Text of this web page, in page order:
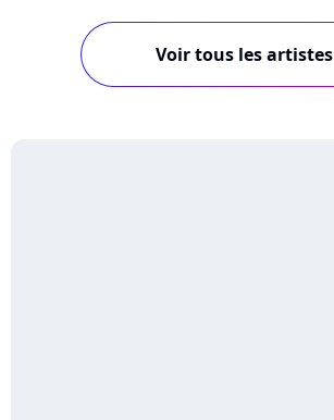
Voir tous les artistes